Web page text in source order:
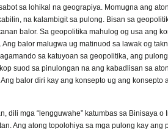
sa lohikal na geograpiya. Momugna ang
na kalambigit sa pulong. Bisan sa
balor. Sa geopolitika mahulog og usa ang
balor malugwa ug matinuod sa lawak og
sa katuyoan sa geopolitika, ang
suod sa pinulongan na ang kabadlisan sa
balor diri kay ang konsepto ug ang
dili mga “lengguwahe” katumbas sa Binisaya
Ang atong topolohiya sa mga pulong kay ang